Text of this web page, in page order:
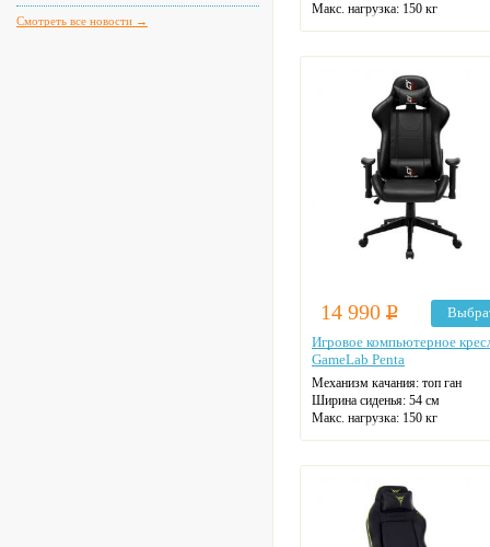
Смотреть все новости →
Макс. нагрузка: 150 кг
Регулировка высоты: газлифт
Крестовина: пятилучевая
Цвет: на выбор
14 990 Р
Игровое компьютерное
GameLab Penta
Механизм качания: топ ган
Ширина сиденья: 54 см
Макс. нагрузка: 150 кг
Регулировка высоты: газлифт
Крестовина: пятилучевая
Цвет: на выбор